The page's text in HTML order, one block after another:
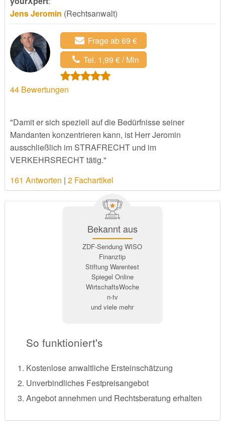
Jens Jeromin (Rechtsanwalt)
Frage ab 69 €
Tel. 1,99 € / Min
44Bewertungen
"Damit er sich speziell auf die Bedürfnisse seiner
Mandanten konzentrieren kann, ist Herr Jeromin
ausschließlich im STRAFRECHT und im
VERKEHRSRECHT tätig."
161 Antworten | 2 Fachartikel
Bekannt aus
ZDF-Sendung WISO
Finanztip
Stiftung Warentest
Spiegel Online
WirtschaftsWoche
n-tv
und viele mehr
So funktioniert's
Kostenlose anwaltliche Ersteinschätzung
Unverbindliches Festpreisangebot
Angebot annehmen und Rechtsberatung erhalten